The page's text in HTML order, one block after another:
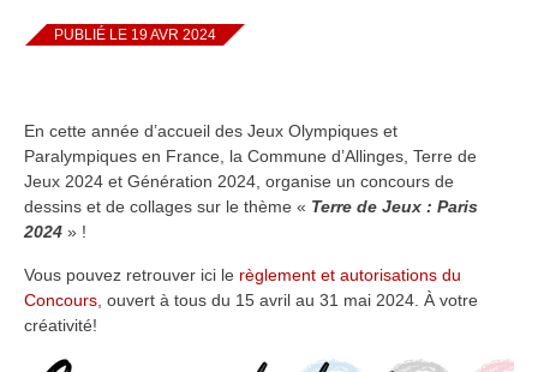
PUBLIÉ LE 19 AVR 2024
En cette année d’accueil des Jeux Olympiques et
Paralympiques en France, la Commune d’Allinges, Terre de
Jeux 2024 et Génération 2024, organise un concours de
dessins et de collages sur le thème « Terre de Jeux : Paris
2024 » !
Vous pouvez retrouver ici le règlement et autorisations du
Concours , ouvert à tous du 15 avril au 31 mai 2024. À votre
créativité!